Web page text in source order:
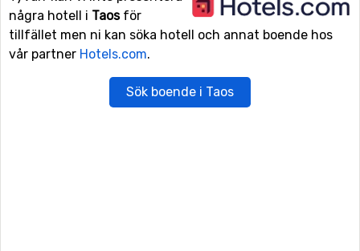
några hotell i Taosför
tillfället men ni kan söka hotell och annat boende hos
vår partner Hotels.com.
Sök boende i Taos